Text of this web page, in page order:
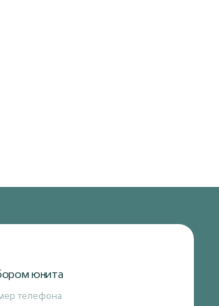
юнита
телефона